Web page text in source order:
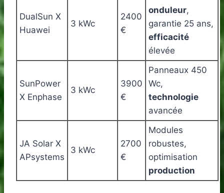
DualSun X
Huawei
3 kWc
2400
€
onduleur,
garantie 25 ans,
efficacité
élevée
SunPower
X Enphase
3 kWc
3900
€
Panneaux 450
Wc,
technologie
avancée
JA Solar X
APsystems
3 kWc
2700
€
Modules
robustes,
optimisation
production